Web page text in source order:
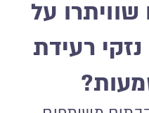
על
נזקי רעידת